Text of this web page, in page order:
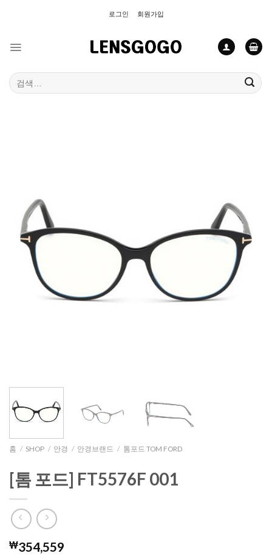
로그인 회원가입
검
색:
홈 / SHOP / 안경 / 안경브랜드 / 톰포드 TOM FORD
[톰 포드] FT5576F 001
₩354,559